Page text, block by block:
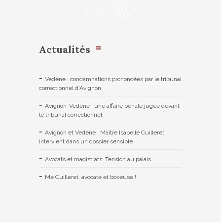
Actualités
Vedène : condamnations prononcées par le tribunal
correctionnel d’Avignon
Avignon-Vedène : une affaire pénale jugée devant
le tribunal correctionnel
Avignon et Vedène : Maître Isabelle Cuilleret
intervient dans un dossier sensible
Avocats et magistrats: Tension au palais
Me Cuilleret, avocate et boxeuse !